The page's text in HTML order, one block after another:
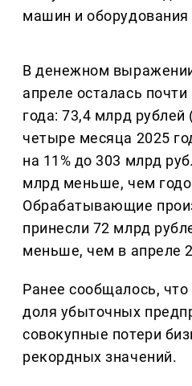
машин и оборудования
В денежном
апреле осталась
года: 73,4 млрд рублей
четыре месяца 2025
на 11% до 303 млрд
млрд меньше, чем
Обрабатывающие
принесли 72 млрд
меньше, чем в апреле
Ранее сообщалось, что
доля убыточных
совокупные потери
рекордных значений.